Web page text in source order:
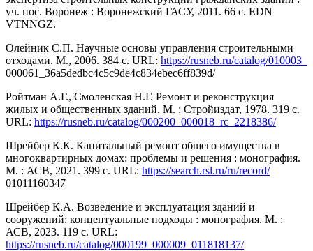
уч. пос. Воронеж : Воронежский ГАСУ, 2011. 66 с. EDN
VTNNGZ.
Олейник С.П. Научные основы управления строительными
отходами. М., 2006. 384 с. URL: https://rusneb.ru/catalog/010003_
000061_36a5dedbc4c5c9de4c834ebec6ff839d/
Ройтман А.Г., Смоленская Н.Г. Ремонт и реконструкция
жилых и общественных зданий. М. : Стройиздат, 1978. 319 с.
URL: https://rusneb.ru/catalog/000200_000018_rc_2218386/
Шрейбер К.К. Капитальный ремонт общего имущества в
многоквартирных домах: проблемы и решения : монография.
М. : АСВ, 2021. 399 с. URL: https://search.rsl.ru/ru/record/
01011160347
Шрейбер К.А. Возведение и эксплуатация зданий и
сооружений: концептуальные подходы : монография. М. :
АСВ, 2023. 119 с. URL:
https://rusneb.ru/catalog/000199_000009_011818137/